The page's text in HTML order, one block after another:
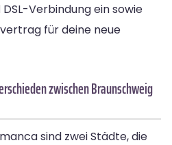
Verbindung ein sowie
für deine neue
zwischen Braunschweig
sind zwei Städte, die